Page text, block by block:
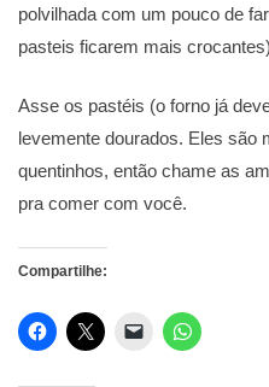
polvilhada com um pouco de
pasteis ficarem mais
Asse os pastéis (o forno já
levemente dourados. Eles são
quentinhos, então chame as
pra comer com você.
Compartilhe: